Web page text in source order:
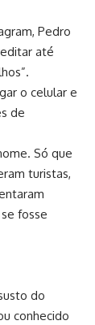
Pedro
até
o celular e
de
Só que
turistas,
fosse
do
conhecido